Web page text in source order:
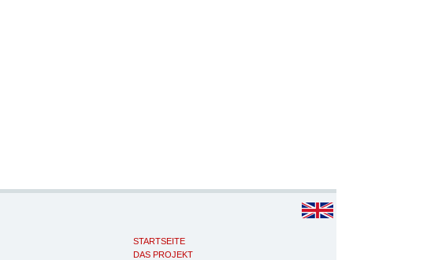
STARTSEITE
DAS PROJEKT